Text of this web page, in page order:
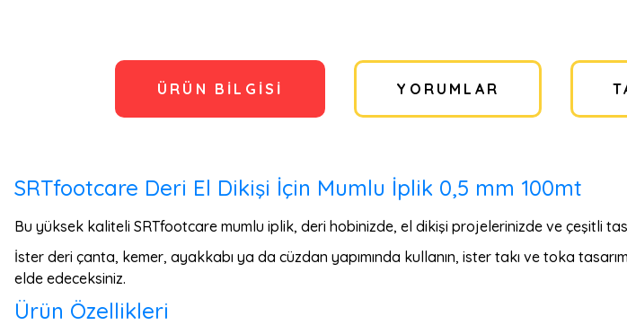
ÜRÜN BILGISI YORUMLAR
SRTfootcare Deri El Dikişi İçin Mumlu İplik 0,5 mm 100mt
Bu yüksek kaliteli SRTfootcare mumlu iplik, deri hobinizde, el dikişi projelerinizde ve çeşitli
İster deri çanta, kemer, ayakkabı ya da cüzdan yapımında kullanın, ister takı ve toka
elde edeceksiniz.
Ürün Özellikleri